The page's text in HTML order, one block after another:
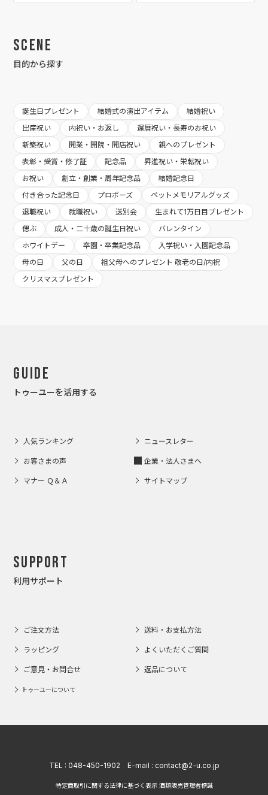
Scene
目的から探す
誕生日プレゼント 結婚式の演出アイテム
結婚祝い
出産祝い
内祝い・お返し
還暦祝い・長寿のお祝い
新築祝い
開業・開院・開店祝い
親へのプレゼント
表彰・受賞・修了証
記念品
昇進祝い・栄転祝い
お祝い
創立・創業・周年記念品
結婚記念日
付き合った記念日
プロポーズ
ペットメモリアルグッズ
退職祝い
就職祝い 送別会
生まれて1万日目プレゼント
偲ぶ
成人・二十歳の誕生日祝い
バレンタイン
ホワイトデー
卒園・卒業記念品
入学祝い・入園記念品
母の日
父の日
祖父母へのプレゼント 敬老の日/内祝
クリスマスプレゼント
Guide
トゥーユーを活用する
人気ランキング ニュースレター
お客さまの声 企業・法人さまへ
マナー Ｑ＆Ａ サイトマップ
Support
利用サポート
ご注文方法 送料・お支払方法
ラッピング よくいただくご質問
ご意見・お問合せ 返品について
トゥーユーについて
TEL : 048-450-1902 E-mail : contact@2-u.co.jp
特定商取引に関する法律に基づく表示 酒類販売管理者標識